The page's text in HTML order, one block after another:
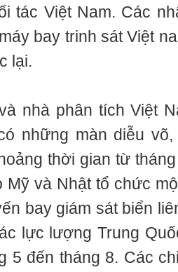
tác Việt Nam. Các
bay trinh sát Việt
lại.
nhà phân tích Việt
những màn diễu
thời gian từ
Mỹ và Nhật tổ chức
bay giám sát biển
lực lượng Trung
5 đến tháng 8. Các